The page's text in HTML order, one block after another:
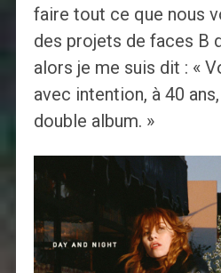
faire tout ce que nous
des projets de faces B
alors je me suis dit : «
avec intention, à 40
double album. »